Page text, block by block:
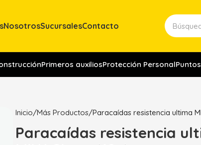
NosotrosSucursalesContacto
Primeros auxiliosProtección Personal
Inicio Más Productos Paracaídas resistencia ultima
Paracaídas resistencia